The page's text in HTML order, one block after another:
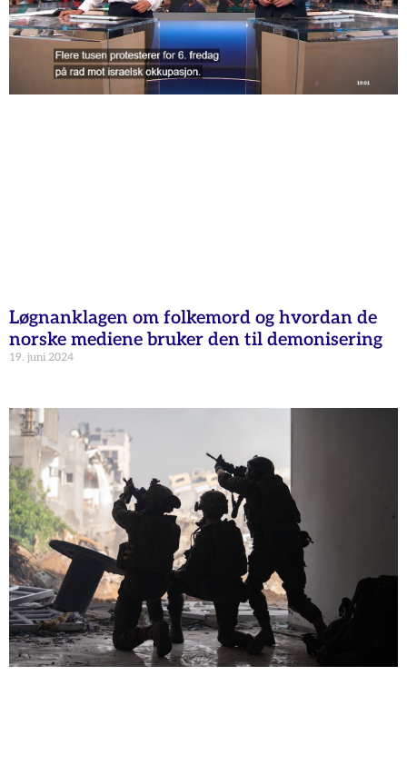
Løgnanklagen om folkemord og hvordan de
norske mediene bruker den til demonisering
19. juni 2024